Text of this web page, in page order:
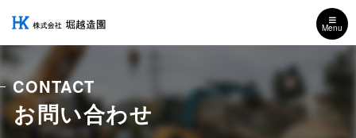
Menu
お問い合わせ
CONTACT